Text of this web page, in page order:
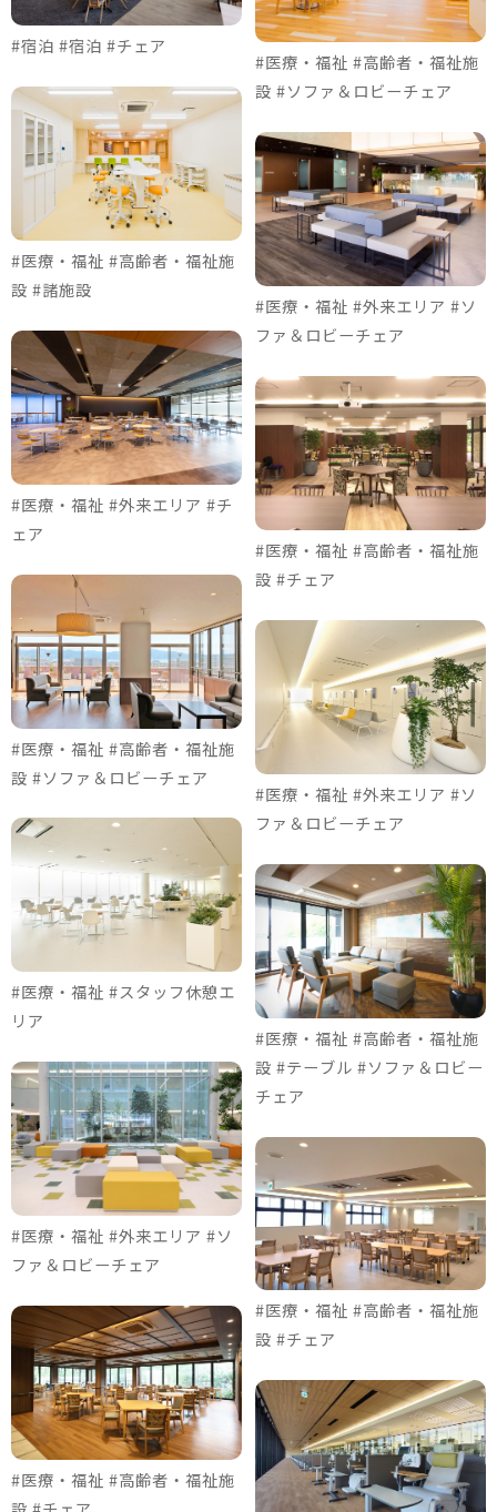
#宿泊 #宿泊 #チェア
#医療・福祉 #高齢者・福祉施
設 #諸施設
#医療・福祉 #外来エリア #チ
ェア
#医療・福祉 #高齢者・福祉施
設 #ソファ＆ロビーチェア
#医療・福祉 #スタッフ休憩エ
リア
#医療・福祉 #外来エリア #ソ
ファ＆ロビーチェア
#医療・福祉 #高齢者・福祉施
#医療・福祉 #高齢者・福祉施
設 #ソファ＆ロビーチェア
#医療・福祉 #外来エリア #ソ
ファ＆ロビーチェア
#医療・福祉 #高齢者・福祉施
設 #チェア
#医療・福祉 #外来エリア #ソ
ファ＆ロビーチェア
#医療・福祉 #高齢者・福祉施
設 #テーブル #ソファ＆ロビー
チェア
#医療・福祉 #高齢者・福祉施
設 #チェア